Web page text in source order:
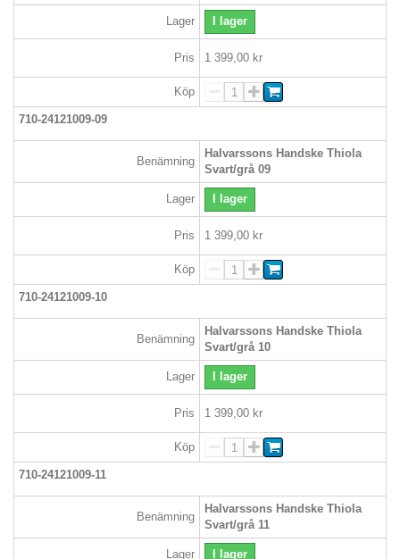
Lager I lager
Pris 1 399,00 kr
Köp
710-24121009-09
Benämning
Halvarssons Handske Thiola
Svart/grå 09
Lager I lager
Pris 1 399,00 kr
Köp
710-24121009-10
Benämning
Halvarssons Handske Thiola
Svart/grå 10
Lager I lager
Pris 1 399,00 kr
Köp
710-24121009-11
Benämning
Halvarssons Handske Thiola
Svart/grå 11
Lager I lager